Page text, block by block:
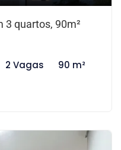
3 quartos, 90m²
2 Vagas 90 m²